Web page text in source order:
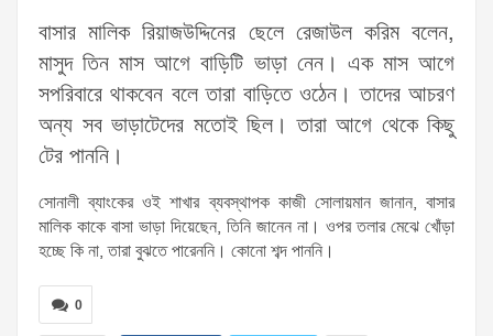
বাসার মালিক রিয়াজউদ্দিনের ছেলে রেজাউল করিম বলেন,
মাসুদ তিন মাস আগে বাড়িটি ভাড়া নেন। এক মাস আগে
সপরিবারে থাকবেন বলে তারা বাড়িতে ওঠেন। তাদের আচরণ
অন্য সব ভাড়াটেদের মতোই ছিল। তারা আগে থেকে কিছু
টের পাননি।
সোনালী ব্যাংকের ওই শাখার ব্যবস্থাপক কাজী সোলায়মান জানান, বাসার
মালিক কাকে বাসা ভাড়া দিয়েছেন, তিনি জানেন না। ওপর তলার মেঝে খোঁড়া
হচ্ছে কি না, তারা বুঝতে পারেননি। কোনো শব্দ পাননি।
0